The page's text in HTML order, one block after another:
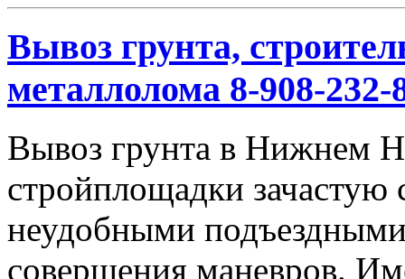
Вывоз грунта,
металлолома 8-908-232-
Вывоз грунта в Нижнем
стройплощадки зачастую
неудобными
совершения маневров.